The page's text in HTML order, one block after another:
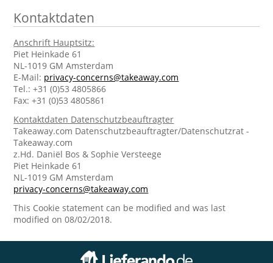
Kontaktdaten
Anschrift Hauptsitz:
Piet Heinkade 61
NL-1019 GM Amsterdam
E-Mail: privacy-concerns@takeaway.com
Tel.: +31 (0)53 4805866
Fax: +31 (0)53 4805861
Kontaktdaten Datenschutzbeauftragter
Takeaway.com Datenschutzbeauftragter/Datenschutzrat -
Takeaway.com
z.Hd. Daniël Bos & Sophie Versteege
Piet Heinkade 61
NL-1019 GM Amsterdam
privacy-concerns@takeaway.com
This Cookie statement can be modified and was last
modified on 08/02/2018.